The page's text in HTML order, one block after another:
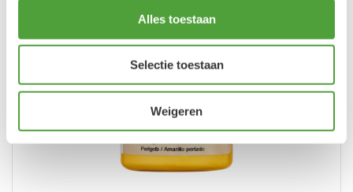
Alles toestaan
Selectie toestaan
Weigeren
Vorige